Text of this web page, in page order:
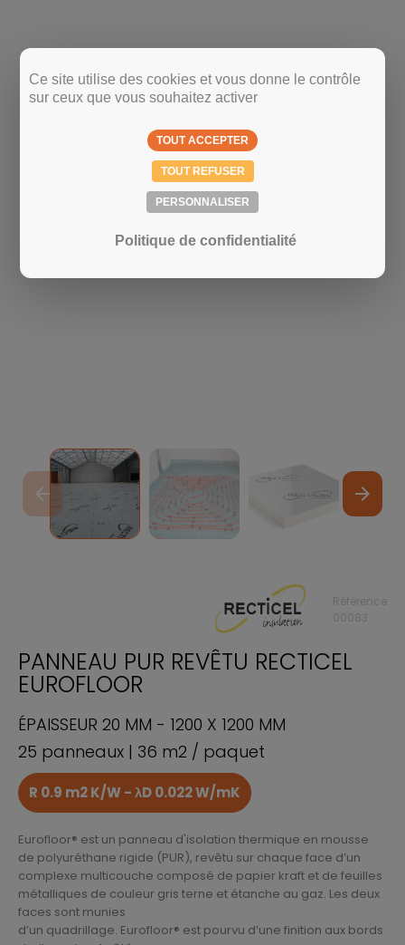
arrow_forward
arrow_back
Référence
00083
PANNEAU PUR REVÊTU RECTICEL
EUROFLOOR
ÉPAISSEUR 20 MM - 1200 X 1200 MM
25 panneaux | 36 m2 / paquet
R 0.9 m2 K/W - λD 0.022 W/mK
Eurofloor® est un panneau d'isolation thermique en mousse
de polyuréthane rigide (PUR), revêtu sur chaque face d’un
complexe multicouche composé de papier kraft et de feuilles
métalliques de couleur gris terne et étanche au gaz. Les deux
faces sont munies
d’un quadrillage. Eurofloor® est pourvu d’une finition aux bords
Ce site utilise des cookies et vous donne le contrôle
sur ceux que vous souhaitez activer
TOUT ACCEPTER
TOUT REFUSER
PERSONNALISER
Politique de confidentialité